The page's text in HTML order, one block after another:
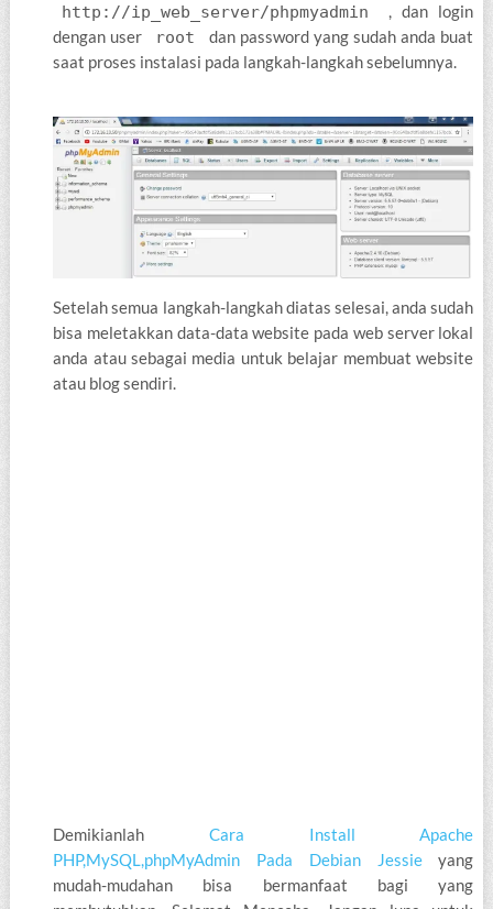
http://ip_web_server/phpmyadmin
, dan login
dengan user
root
dan password yang sudah anda buat
saat proses instalasi pada langkah-langkah sebelumnya.
Setelah semua langkah-langkah diatas selesai, anda sudah
bisa meletakkan data-data website pada web server lokal
anda atau sebagai media untuk belajar membuat website
atau blog sendiri.
Demikianlah Cara Install Apache
PHP,MySQL,phpMyAdmin Pada Debian Jessieyang
mudah-mudahan bisa bermanfaat bagi yang